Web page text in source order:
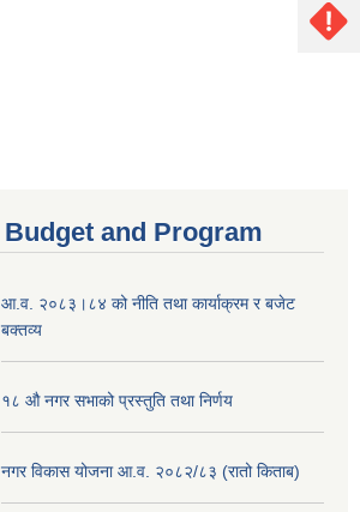
Budget and Program
आ.व. २०८३।८४ को नीति तथा कार्याक्रम र बजेट
बक्तव्य
१८ औ नगर सभाको प्रस्तुति तथा निर्णय
नगर विकास योजना आ.व. २०८२/८३ (रातो किताब)